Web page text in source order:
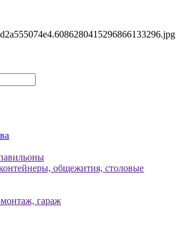
общежития, столовые
гараж